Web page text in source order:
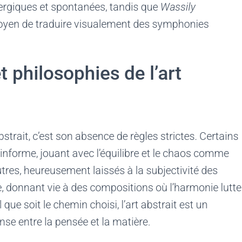
et spontanées, tandis que Wassily
de traduire visualement des symphonies
philosophies de l’art
c’est son absence de règles strictes. Certains
jouant avec l’équilibre et le chaos comme
heureusement laissés à la subjectivité des
vie à des compositions où l’harmonie lutte
soit le chemin choisi, l’art abstrait est un
entre la pensée et la matière.